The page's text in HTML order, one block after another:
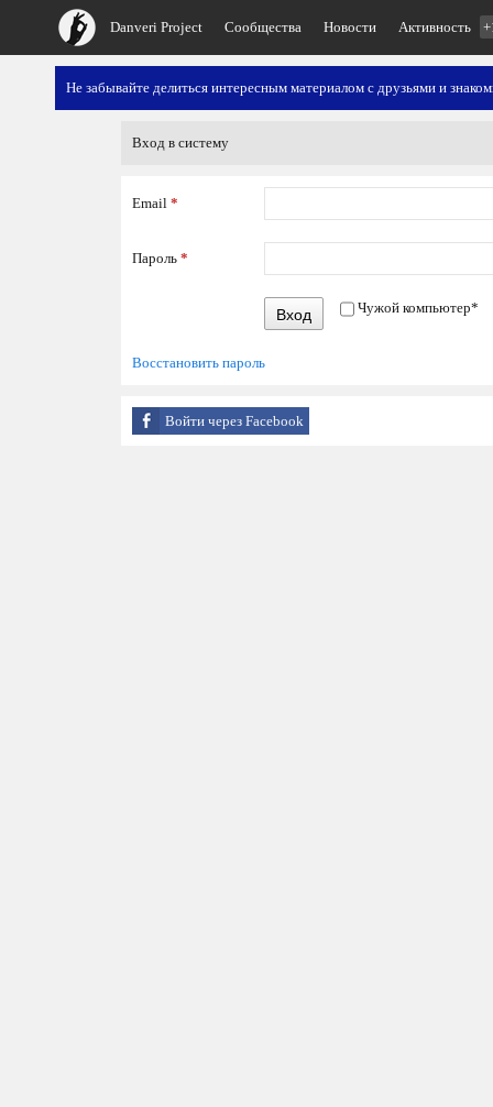
Danveri Project Сообщества Новости Активность
Не забывайте делиться интересным материалом с друзьями и
Вход в систему
Email *
Пароль *
Вход Чужой компьютер*
Восстановить пароль
Войти через Facebook